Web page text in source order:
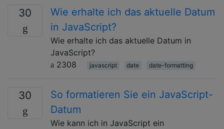
30
Wie erhalte ich das aktuelle Datum
in JavaScript?
Wie erhalte ich das aktuelle Datum in
JavaScript?
2308
javascript date date-formatting
30
So formatieren Sie ein JavaScript-
Datum
Wie kann ich in JavaScript ein